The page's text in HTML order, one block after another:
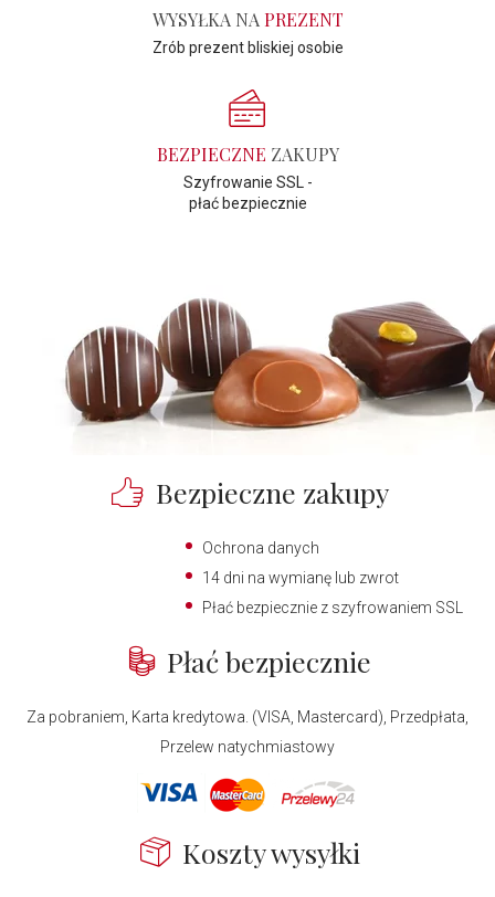
WYSYŁKA NA PREZENT
Zrób prezent bliskiej osobie
BEZPIECZNE ZAKUPY
Szyfrowanie SSL -
płać bezpiecznie
Bezpieczne zakupy
Ochrona danych
14 dni na wymianę lub zwrot
Płać bezpiecznie z szyfrowaniem SSL
Płać bezpiecznie
Za pobraniem, Karta kredytowa. (VISA, Mastercard), Przedpłata,
Przelew natychmiastowy
Koszty wysyłki